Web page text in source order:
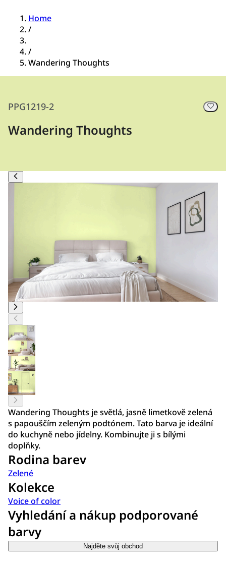
Home
/
/
Wandering Thoughts
PPG1219-2
Wandering Thoughts
Wandering Thoughts je světlá, jasně limetkově zelená
s papouščím zeleným podtónem. Tato barva je ideální
do kuchyně nebo jídelny. Kombinujte ji s bílými
doplňky.
Rodina barev
Zelené
Kolekce
Voice of color
Vyhledání a nákup podporované
barvy
Najděte svůj obchod